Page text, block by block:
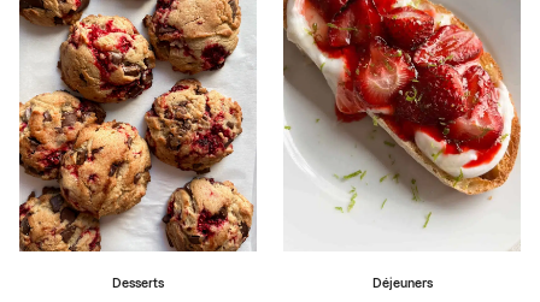
Desserts Déjeuners